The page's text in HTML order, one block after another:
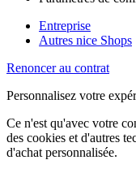
Entreprise
Autres nice Shops
Renoncer au contrat
Personnalisez votre
Ce n'est qu'avec votre
des cookies et d'autres
d'achat personnalisée.